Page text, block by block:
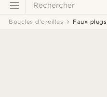
Rechercher
Boucles d'oreilles Faux plugs